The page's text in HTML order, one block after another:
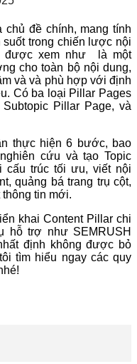
chủ đề chính, mang tính
trong chiến lược nội
được xem như là một
cho toàn bộ nội dung,
và và phù hợp với định
Có ba loại Pillar Pages
Pillar Page, và
thực hiện 6 bước, bao
cứu và tạo Topic
cấu trúc tối ưu, viết nội
quảng bá trang trụ cột,
tin mới.
khai Content Pillar chi
hỗ trợ như SEMRUSH
định không được bỏ
tìm hiểu ngay các quy